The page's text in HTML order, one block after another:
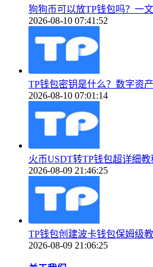
狗狗币可以放TP钱包吗？一
2026-08-10 07:41:52
TP钱包密钥是什么？数字资
2026-08-10 07:01:14
火币USDT转TP钱包超详细
2026-08-09 21:46:25
TP钱包创建波卡钱包保姆级
2026-08-09 21:06:25